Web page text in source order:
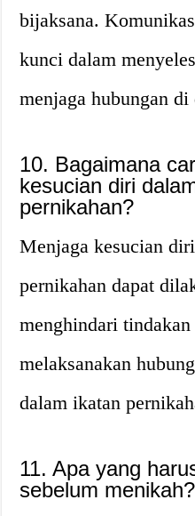
bijaksana.
kunci dalam
menjaga hubungan
10. Bagaimana
kesucian diri
pernikahan?
Menjaga kesucian
pernikahan dapat
menghindari tindakan
melaksanakan
dalam ikatan
11. Apa yang
sebelum menikah?